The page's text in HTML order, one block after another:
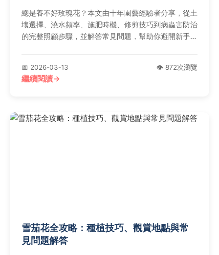
總是養不好玫瑰花？本文由十年園藝經驗者分享，從土
壤選擇、澆水頻率、施肥時機、修剪技巧到病蟲害防治
的完整照顧步驟，並解答常見問題，幫助你避開新手錯
📅 2026-03-13 👁️ 872次瀏覽
繼續閱讀
雪茄花全攻略：種植技巧、觀賞地點與常
見問題解答